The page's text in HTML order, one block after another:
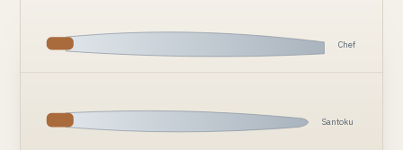
Chef
Santoku